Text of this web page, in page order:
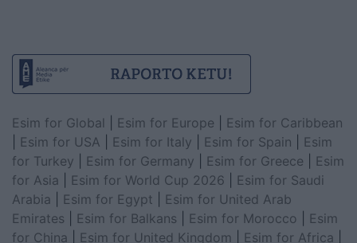
Esim for Global Esim for Europe
Esim for Caribbean
Esim for USA Esim for Italy Esim for Spain
Esim
for Turkey
Esim for Germany Esim for Greece
Esim
for Asia
Esim for World Cup 2026
Esim for Saudi
Arabia
Esim for Egypt
Esim for United Arab
Emirates
Esim for Balkans Esim for Morocco
Esim
for China
Esim for United Kingdom Esim for Africa